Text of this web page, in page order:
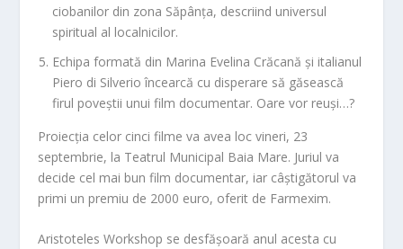
ciobanilor din zona Săpânța, descriind universul
spiritual al localnicilor.
Echipa formată din Marina Evelina Crăcană și italianul
Piero di Silverio încearcă cu disperare să găsească
firul poveștii unui film documentar. Oare vor reuși…?
Proiecția celor cinci filme va avea loc vineri, 23
septembrie, la Teatrul Municipal Baia Mare. Juriul va
decide cel mai bun film documentar, iar câștigătorul va
primi un premiu de 2000 euro, oferit de Farmexim.
Aristoteles Workshop se desfășoară anul acesta cu